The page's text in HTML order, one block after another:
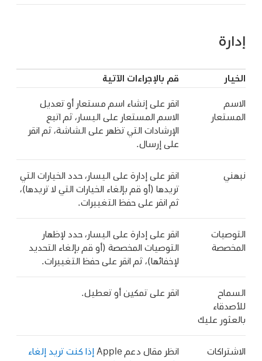
إدارة
الخيار قم بالإجراءات الآتية
الاسم
المستعار
انقر على إنشاء اسم مستعار أو تعديل
الاسم المستعار على اليسار، ثم اتبع
الإرشادات التي تظهر على الشاشة، ثم انقر
على إرسال.
نبهني
انقر على إدارة على اليسار، حدد الخيارات التي
تريدها (أو قم بإلغاء الخيارات التي لا تريدها)،
ثم انقر على حفظ التغييرات.
التوصيات
المخصصة
انقر على إدارة على اليسار، حدد لإظهار
التوصيات المخصصة (أو قم بإلغاء التحديد
لإخفائها)، ثم انقر على حفظ التغييرات.
السماح
للأصدقاء
بالعثور عليك
انقر على تمكين أو تعطيل.
الاشتراكات انظر مقال دعم Apple
إذا كنت تريد إلغاء